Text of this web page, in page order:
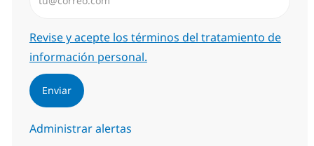
Required
Revise y acepte los términos del tratamiento de
información personal.
Enviar
Administrar alertas